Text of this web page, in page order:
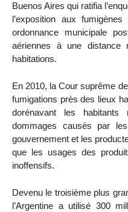
Buenos Aires qui ratifia
l’exposition aux
ordonnance municipale
aériennes à une
habitations.
En 2010, la Cour suprême
fumigations près des lieux
dorénavant les habitants
dommages causés par
gouvernement et les
que les usages des
inoffensifs.
Devenu le troisième plus
l’Argentine a utilisé 300